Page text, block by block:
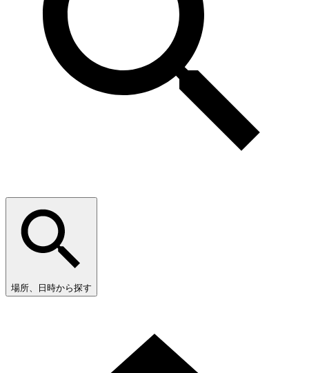
場所、日時から探す